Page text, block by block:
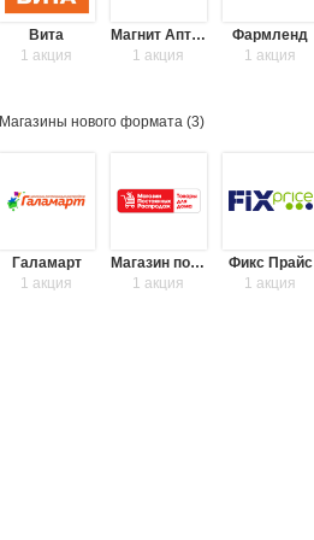
Вита
1 акция
Магнит Аптека
1 акция
Фармленд
1 акция
Магазины нового формата (3)
Галамарт
1 акция
Магазин постоянных распродаж
1 акция
Фикс Прайс
1 акция